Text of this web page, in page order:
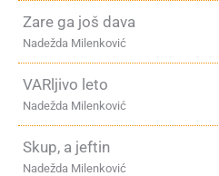
Zare ga još dava
Nadežda Milenković
VARljivo leto
Nadežda Milenković
Skup, a jeftin
Nadežda Milenković